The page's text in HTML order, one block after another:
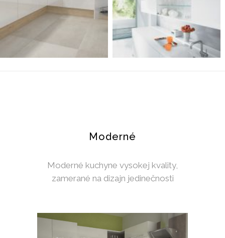
Moderné
Moderné kuchyne vysokej kvality,
zamerané na dizajn jedinečnosti